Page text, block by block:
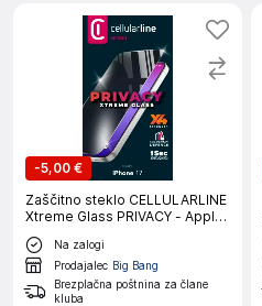
-5,00 €
Zaščitno steklo CELLULARLINE
Xtreme Glass PRIVACY - Apple
iPhone 17
Na zalogi
Prodajalec Big Bang
Brezplačna poštnina za člane
kluba